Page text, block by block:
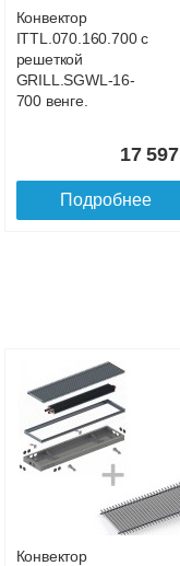
Конвектор
ITTL.070.160.700 с
решеткой
GRILL.SGWL-16-
700 венге.
17 597
Подробнее
Конвектор
ITTL.070.160.1200
GRILL.SGWL-16-
Конвектор